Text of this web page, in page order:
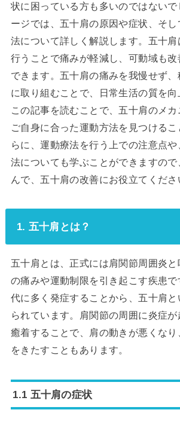
状に困っている方も多いのではない
ージでは、五十肩の原因や症状、そ
法について詳しく解説します。五十
行うことで痛みが軽減し、可動域も
できます。五十肩の痛みを我慢せず
に取り組むことで、日常生活の質を向
この記事を読むことで、五十肩のメカ
ご自身に合った運動方法を見つける
らに、運動療法を行う上での注意点
法についても学ぶことができますの
んで、五十肩の改善にお役立てくださ
1. 五十肩とは？
五十肩とは、正式には肩関節周囲炎
の痛みや運動制限を引き起こす疾患
代に多く発症することから、五十肩
られています。肩関節の周囲に炎症
癒着することで、肩の動きが悪くな
をきたすこともあります。
1.1 五十肩の症状